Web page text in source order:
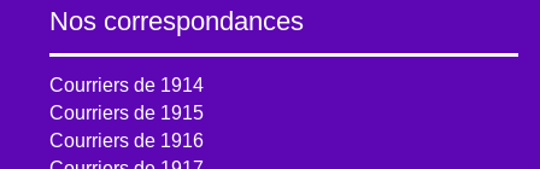
Nos correspondances
Courriers de 1914
Courriers de 1915
Courriers de 1916